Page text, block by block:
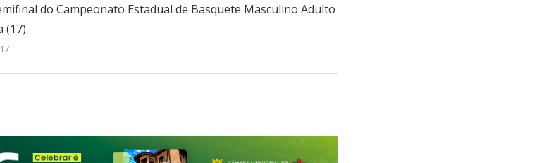
do Campeonato Estadual de Basquete Masculino Adulto
(17).